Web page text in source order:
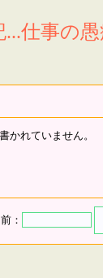
仕事の
かれていません。
：